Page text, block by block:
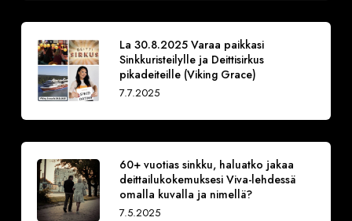
La 30.8.2025 Varaa paikkasi
Sinkkuristeilylle ja Deittisirkus
pikadeiteille (Viking Grace)
7.7.2025
60+ vuotias sinkku, haluatko jakaa
deittailukokemuksesi Viva-lehdessä
omalla kuvalla ja nimellä?
7.5.2025